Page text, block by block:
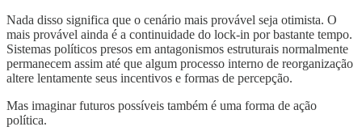
Nada disso significa que o cenário mais provável seja otimista. O
mais provável ainda é a continuidade do lock-in por bastante tempo.
Sistemas políticos presos em antagonismos estruturais normalmente
permanecem assim até que algum processo interno de reorganização
altere lentamente seus incentivos e formas de percepção.
Mas imaginar futuros possíveis também é uma forma de ação
política.